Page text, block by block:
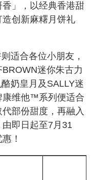
」，以经典香港甜
创新麻糬月饼礼
适合各位小朋友，
迷你朱古力
奶皇月及SALLY迷
康维他™系列便适合
部份甜度，再融入
即日起至7月31
！